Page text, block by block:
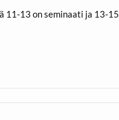
11-13 on seminaati ja 13-15